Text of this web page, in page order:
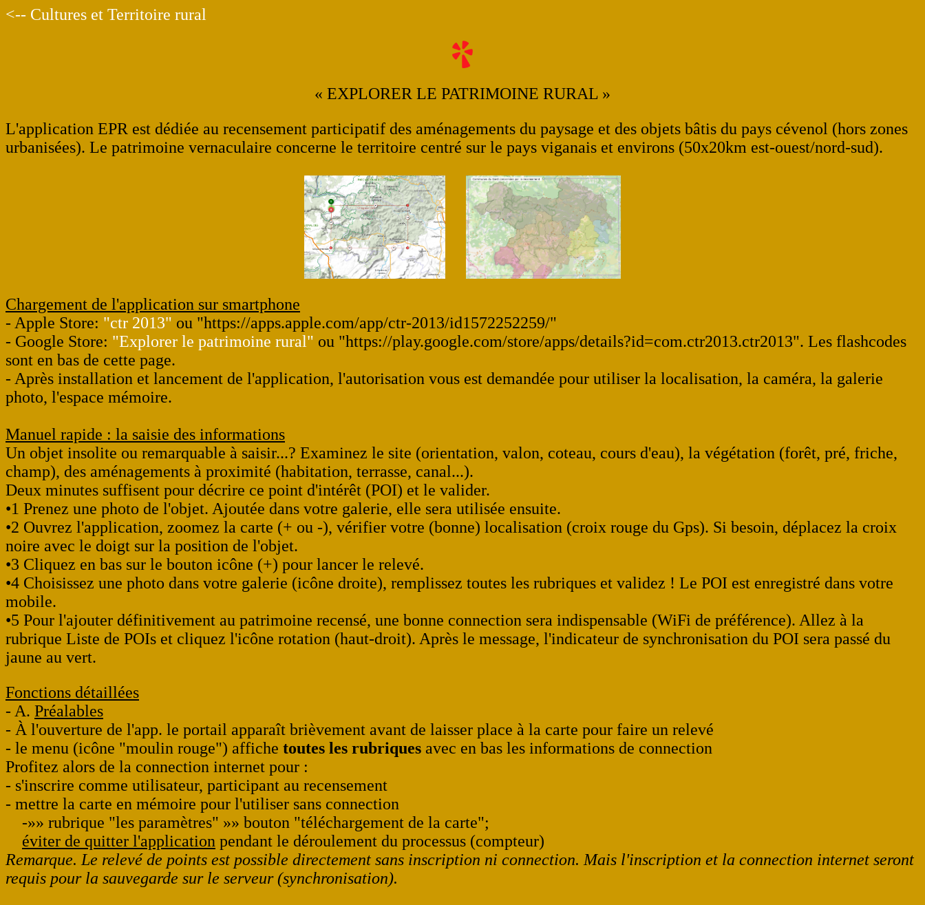
<-- Cultures et Territoire rural
« EXPLORER LE PATRIMOINE RURAL »
L'application EPR est dédiée au recensement participatif des aménagements du paysage et des objets bâtis du pays cévenol (hors zones
urbanisées). Le patrimoine vernaculaire concerne le territoire centré sur le pays viganais et environs (50x20km est-ouest/nord-sud).
Chargement de l'application sur smartphone
- Apple Store: "ctr 2013" ou "https://apps.apple.com/app/ctr-2013/id1572252259/"
- Google Store: "Explorer le patrimoine rural" ou "https://play.google.com/store/apps/details?id=com.ctr2013.ctr2013". Les flashcodes
sont en bas de cette page.
- Après installation et lancement de l'application, l'autorisation vous est demandée pour utiliser la localisation, la caméra, la galerie
photo, l'espace mémoire.
Manuel rapide : la saisie des informations
Un objet insolite ou remarquable à saisir...? Examinez le site (orientation, valon, coteau, cours d'eau), la végétation (forêt, pré, friche,
champ), des aménagements à proximité (habitation, terrasse, canal...).
Deux minutes suffisent pour décrire ce point d'intérêt (POI) et le valider.
•1 Prenez une photo de l'objet. Ajoutée dans votre galerie, elle sera utilisée ensuite.
•2 Ouvrez l'application, zoomez la carte (+ ou -), vérifier votre (bonne) localisation (croix rouge du Gps). Si besoin, déplacez la croix
noire avec le doigt sur la position de l'objet.
•3 Cliquez en bas sur le bouton icône (+) pour lancer le relevé.
•4 Choisissez une photo dans votre galerie (icône droite), remplissez toutes les rubriques et validez ! Le POI est enregistré dans votre
mobile.
•5 Pour l'ajouter définitivement au patrimoine recensé, une bonne connection sera indispensable (WiFi de préférence). Allez à la
rubrique Liste de POIs et cliquez l'icône rotation (haut-droit). Après le message, l'indicateur de synchronisation du POI sera passé du
jaune au vert.
Fonctions détaillées
- A. Préalables
- À l'ouverture de l'app. le portail apparaît brièvement avant de laisser place à la carte pour faire un relevé
- le menu (icône "moulin rouge") affiche toutes les rubriques avec en bas les informations de connection
Profitez alors de la connection internet pour :
- s'inscrire comme utilisateur, participant au recensement
- mettre la carte en mémoire pour l'utiliser sans connection
-»» rubrique "les paramètres" »» bouton "téléchargement de la carte";
éviter de quitter l'application pendant le déroulement du processus (compteur)
Remarque. Le relevé de points est possible directement sans inscription ni connection. Mais l'inscription et la connection internet seront
requis pour la sauvegarde sur le serveur (synchronisation).